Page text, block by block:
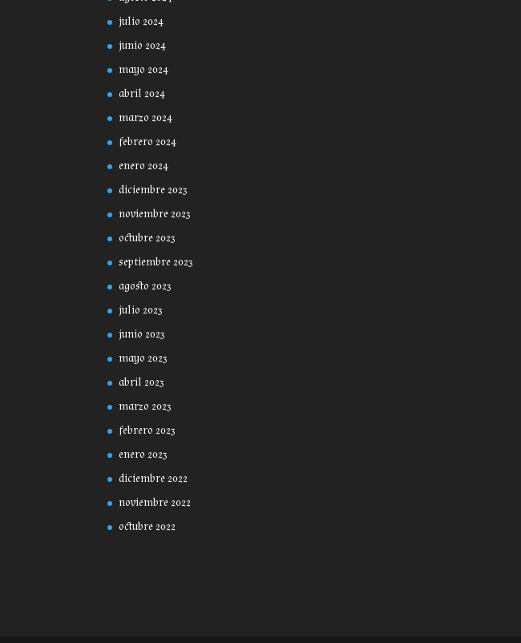
julio 2024
junio 2024
mayo 2024
abril 2024
marzo 2024
febrero 2024
enero 2024
diciembre 2023
noviembre 2023
octubre 2023
septiembre 2023
agosto 2023
julio 2023
junio 2023
mayo 2023
abril 2023
marzo 2023
febrero 2023
enero 2023
diciembre 2022
noviembre 2022
octubre 2022